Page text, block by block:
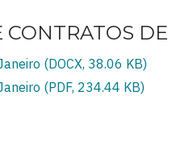
CONTRATOS
(DOCX, 38.06 KB)
(PDF, 234.44 KB)